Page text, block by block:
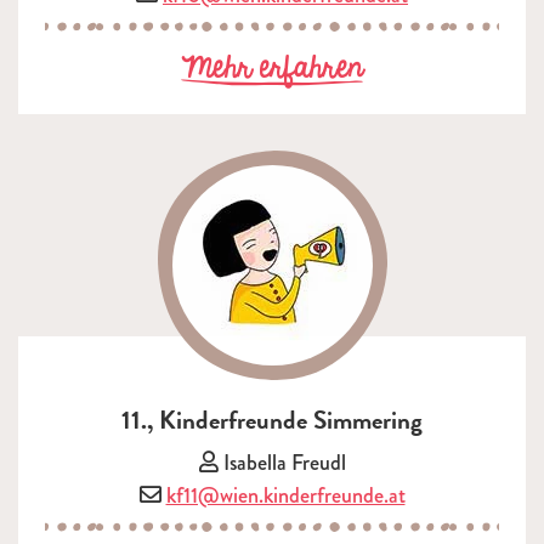
Mehr erfahrenzu 10.,
11., Kinderfreunde Simmering
Vorsitzende/r:
Isabella Freudl
E-Mail:
kf11@wien.kinderfreunde.at